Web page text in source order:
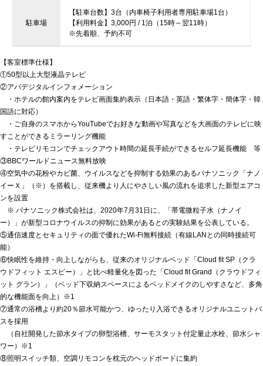
駐車場
【駐車台数】3台（内車椅子利用者専用駐車場1台）
【利用料金】3,000円 / 1泊（15時～翌11時）
※先着順、予約不可
【客室標準仕様】
①50型以上大型液晶テレビ
②アパデジタルインフォメーション
・ホテルの館内案内をテレビ画面集約表示（日本語・英語・繁体字・簡体字・韓
国語に対応）
・ご自身のスマホからYouTubeでお好きな動画や写真などを大画面のテレビに映
すことができるミラーリング機能
・テレビリモコンでチェックアウト時間の延長手続ができるセルフ延長機能 等
③BBCワールドニュース無料放映
④空気中の花粉やカビ菌、ウイルスなどを抑制する効果のあるパナソニック「ナノ
イーＸ」（※）を搭載し、従来機より人にやさしい風の流れを追求した新型エアコ
ンを設置
※ パナソニック株式会社は、2020年7月31日に、「帯電微粒子水（ナノイ
ー）」が新型コロナウイルスの抑制に効果があるとの実験結果を公表している。
⑤通信速度とセキュリティの面で優れたWi-Fi無料接続（有線LANとの同時接続可
能）
⑥快眠性を維持・向上しながらも、従来のオリジナルベッド「Cloud fit SP（クラ
ウドフィット エスピー）」と比べ軽量化を図った「Cloud fit Grand（クラウドフィ
ット グラン）」（ベッド下収納スペースによるベッドメイクのしやすさなど、多角
的な機能面を向上）※1
⑦通常の浴槽より約20％節水可能かつ、ゆったり入浴できるオリジナルユニットバ
スを採用
（自社開発した節水タイプの卵型浴槽、サーモスタット付定量止水栓、節水シャ
ワー）※1
⑧照明スイッチ類、空調リモコンを枕元のヘッドボードに集約